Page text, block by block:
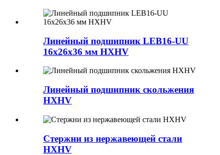
Линейный подшипник LEB16-UU
16x26x36 мм HXHV
Линейный подшипник скольжения
HXHV
Стержни из нержавеющей стали
HXHV